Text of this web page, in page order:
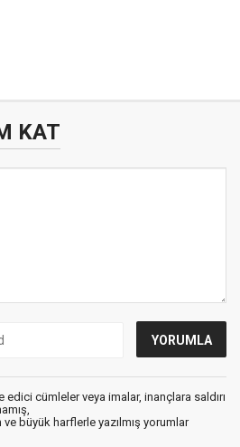
KAT
edici cümleler veya imalar, inançlara saldırı
büyük harflerle yazılmış yorumlar